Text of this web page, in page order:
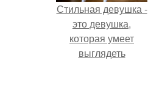
Стильная девушка -
это девушка,
которая умеет
выглядеть